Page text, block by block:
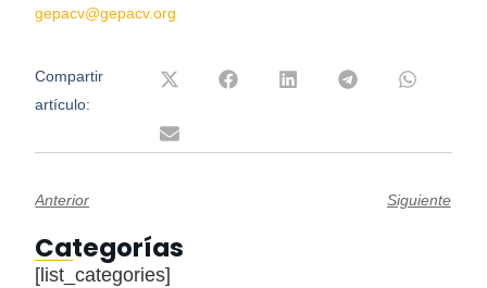
gepacv@gepacv.org
Compartir
artículo:
Anterior Siguiente
Categorías
[list_categories]